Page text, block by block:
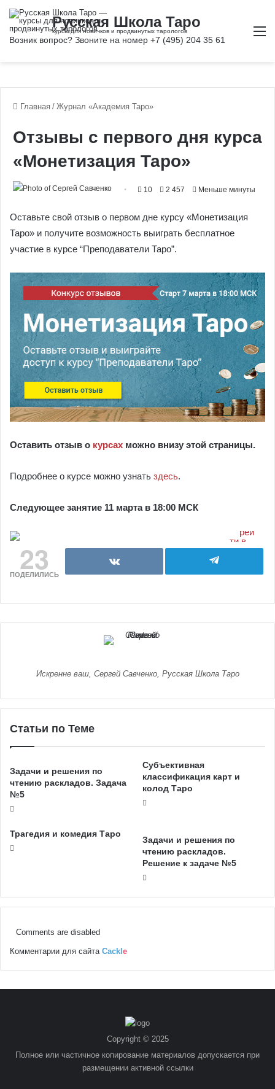
Главная / Журнал «Академия Таро»
Отзывы с первого дня курса
«Монетизация Таро»
10 2 457 Меньше минуты
Оставьте свой отзыв о первом дне курсу «Монетизация
Таро» и получите возможность выиграть бесплатное
участие в курсе “Преподаватели Таро”.
Оставить отзыв о курсах можно внизу этой страницы.
Подробнее о курсе можно узнать здесь.
Следующее занятие 11 марта в 18:00 МСК
23
ПОДЕЛИЛИСЬ
Искренне ваш, Сергей Савченко, Русская Школа Таро
Статьи по Теме
Задачи и решения по
чтению раскладов. Задача
№5
Субъективная
классификация карт и
колод Таро
Трагедия и комедия Таро
Задачи и решения по
чтению раскладов.
Решение к задаче №5
Comments are disabled
Комментарии для сайта Cackle
Copyright © 2025
Полное или частичное копирование материалов допускается при
размещении активной ссылки